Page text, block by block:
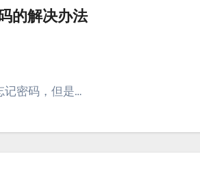
的解决办法
记密码，但是…